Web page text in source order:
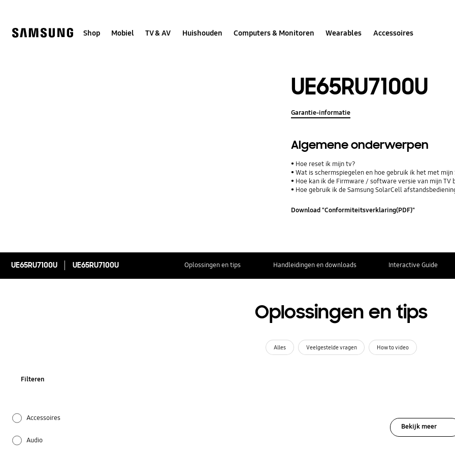
Shop Mobiel TV & AV Huishouden Computers & Monitoren Wearables Accessoires
UE65RU7100U
Garantie-informatie
Algemene onderwerpen
Hoe reset ik mijn tv?
Wat is schermspiegelen en hoe gebruik ik het met mijn
Hoe kan ik de Firmware / software versie van mijn
Hoe gebruik ik de Samsung SolarCell
Download "Conformiteitsverklaring(PDF)"
UE65RU7100U UE65RU7100U Oplossingen en tips Handleidingen en downloads Interactive Guide
Oplossingen en tips
Alles Veelgestelde vragen How to video
Filteren
Accessoires
Audio
Bekijk meer